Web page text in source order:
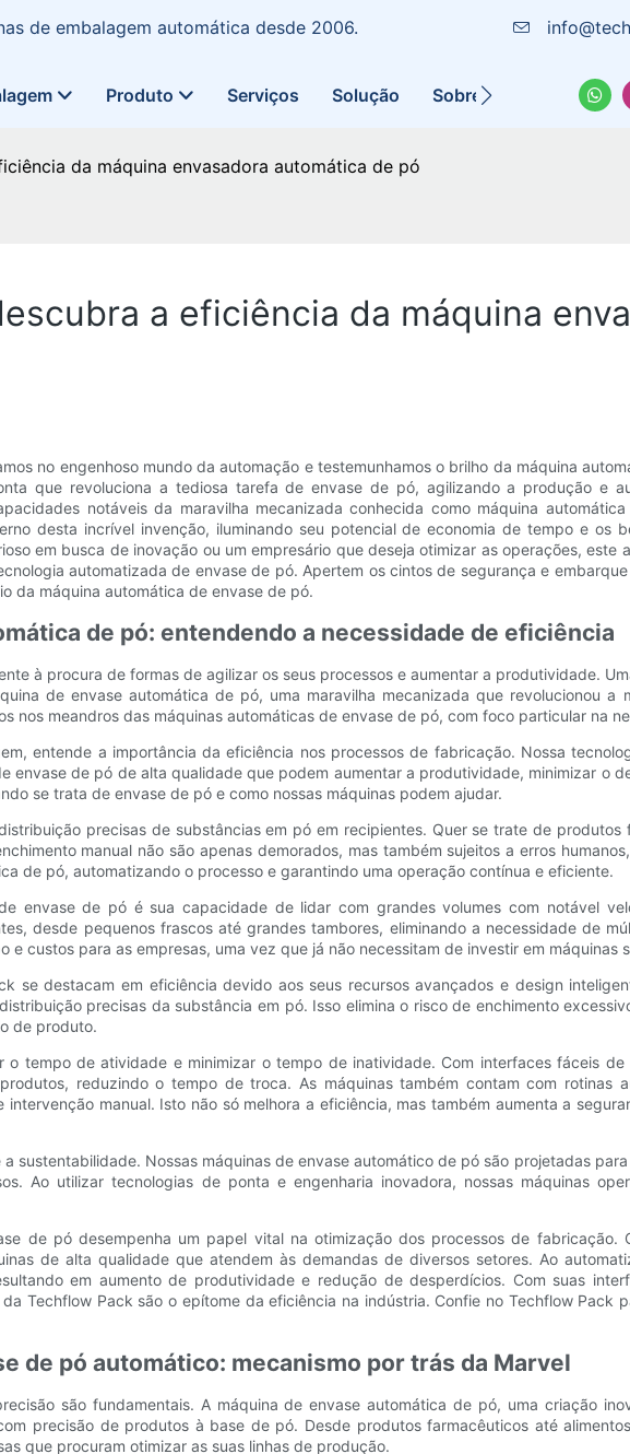
de embalagem automática desde 2006.
Produto Serviços Solução Sobre Nós Capa
da máquina envasadora automática de pó
a eficiência da máquina
no engenhoso mundo da automação e testemunhamos o brilho da máquina
que revoluciona a tediosa tarefa de envase de pó, agilizando a produção e
notáveis ​​da maravilha mecanizada conhecida como máquina
desta incrível invenção, iluminando seu potencial de economia de tempo e os
em busca de inovação ou um empresário que deseja otimizar as operações, este
automatizada de envase de pó. Apertem os cintos de segurança e
da máquina automática de envase de pó.
de pó: entendendo a necessidade de eficiência
à procura de formas de agilizar os seus processos e aumentar a produtividade.
de envase automática de pó, uma maravilha mecanizada que revolucionou a
nos meandros das máquinas automáticas de envase de pó, com foco particular na
entende a importância da eficiência nos processos de fabricação. Nossa
envase de pó de alta qualidade que podem aumentar a produtividade, minimizar o
se trata de envase de pó e como nossas máquinas podem ajudar.
precisas de substâncias em pó em recipientes. Quer se trate de produtos
manual não são apenas demorados, mas também sujeitos a erros
de pó, automatizando o processo e garantindo uma operação contínua e eficiente.
envase de pó é sua capacidade de lidar com grandes volumes com notável
desde pequenos frascos até grandes tambores, eliminando a necessidade de
custos para as empresas, uma vez que já não necessitam de investir em máquinas
se destacam em eficiência devido aos seus recursos avançados e design
precisas da substância em pó. Isso elimina o risco de enchimento
de produto.
o tempo de atividade e minimizar o tempo de inatividade. Com interfaces fáceis
reduzindo o tempo de troca. As máquinas também contam com rotinas
manual. Isto não só melhora a eficiência, mas também aumenta a
sustentabilidade. Nossas máquinas de envase automático de pó são projetadas
Ao utilizar tecnologias de ponta e engenharia inovadora, nossas máquinas
de pó desempenha um papel vital na otimização dos processos de fabricação.
de alta qualidade que atendem às demandas de diversos setores. Ao
em aumento de produtividade e redução de desperdícios. Com suas
Techflow Pack são o epítome da eficiência na indústria. Confie no Techflow Pack
de pó automático: mecanismo por trás da Marvel
são fundamentais. A máquina de envase automática de pó, uma criação
precisão de produtos à base de pó. Desde produtos farmacêuticos até
que procuram otimizar as suas linhas de produção.